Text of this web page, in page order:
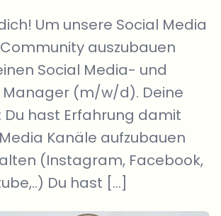
Um unsere Social Media
auszubauen
Social Media- und
(m/w/d). Deine
Du hast Erfahrung damit
Kanäle aufzubauen
(Instagram, Facebook,
Du hast […]